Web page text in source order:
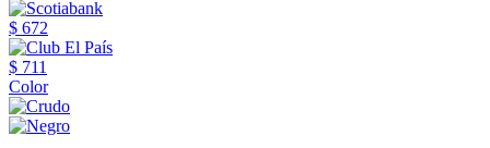
$ 672
$ 711
Color